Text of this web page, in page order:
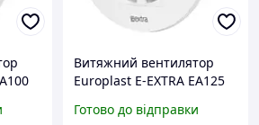
Витяжний вентилятор
Europlast E-EXTRA EA125
Готово до відправки